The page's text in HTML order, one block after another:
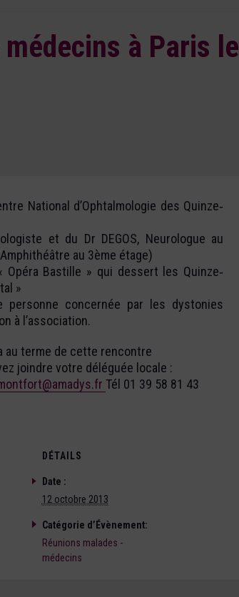
à Paris le
National d’Ophtalmologie des Quinze‐
et du Dr DEGOS, Neurologue au
au 3ème étage)
Bastille » qui dessert les Quinze‐
»
personne concernée par les dystonies
à l’association.
au terme de cette rencontre
joindre votre déléguée locale :
Tél 01 39 58 81 43
DÉTAILS
Date :
12 octobre 2013
Catégorie d’Évènement:
Réunions malades -
médecins